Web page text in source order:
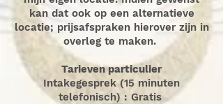
kan dat ook op een alternatieve
locatie; prijsafspraken hierover zijn in
overleg te maken.
Tarieven particulier
Intakegesprek (15 minuten
telefonisch) : Gratis